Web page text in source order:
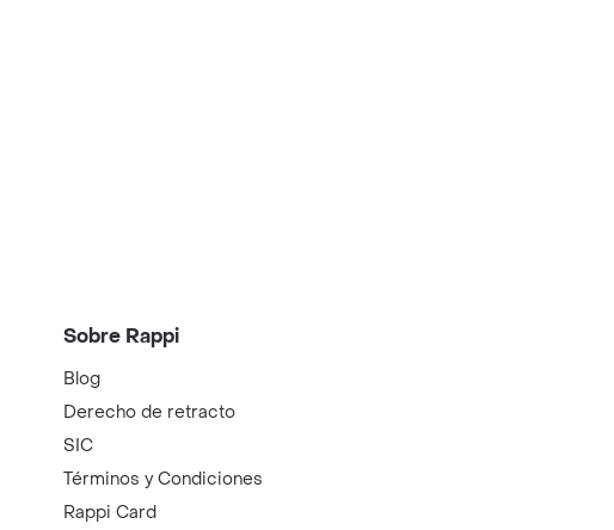
Sobre Rappi
Blog
Derecho de retracto
SIC
Términos y Condiciones
Rappi Card